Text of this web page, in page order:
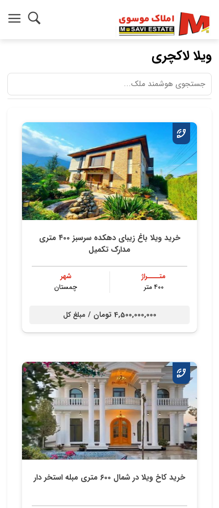
ویلا لاکچری
خرید ویلا باغ زیبای دهکده سرسبز ۴۰۰ متری
مدارک تکمیل
متــــراژ
۴۰۰ متر
شهر
چمستان
4,500,000,000 تومان / مبلغ کل
خرید کاخ ویلا در شمال ۶۰۰ متری مبله استخر دار